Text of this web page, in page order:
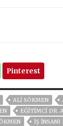
Pinterest
ALI SÖKMEN
EĞITIMCI DR.
IŞ INSANI